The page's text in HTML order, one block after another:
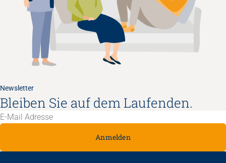
Newsletter
Bleiben Sie auf dem Laufenden.
Anmelden